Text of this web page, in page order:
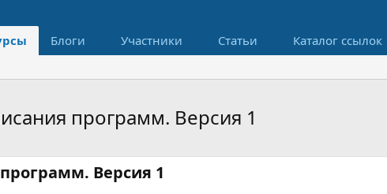
Блоги Участники Статьи Каталог ссылок
программ. Версия 1
Версия 1​